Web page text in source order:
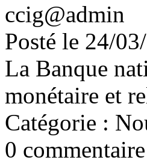
ccig@admin
Posté le 24/
La Banque
monétaire et
Catégorie :
0 commentaire